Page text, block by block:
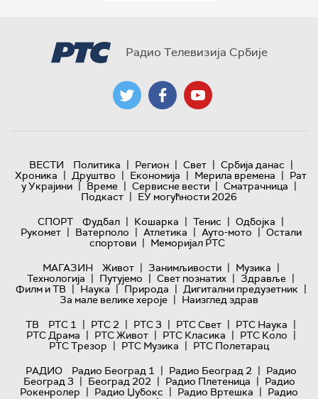
Радио Телевизија Србије
ВЕСТИ Политика | Регион | Свет | Србија данас |
Хроника | Друштво | Економија | Мерила времена | Рат
у Украјини | Време | Сервисне вести | Сматрачница |
Подкаст | ЕУ могућности 2026
СПОРТ
Фудбал | Кошарка | Тенис | Одбојка |
Рукомет | Ватерполо | Атлетика | Ауто-мото | Остали
спортови | Меморијал РТС
МАГАЗИН
Живот | Занимљивости | Музика |
Технологијa | Путујемо | Свет познатих | Здравље |
Филм и ТВ | Наука | Природа | Дигитални предузетник |
За мале велике хероје | Наизглед здрав
ТВ
РТС 1 | РТС 2 | РТС 3 | РТС Свет | РТС Наука |
РТС Драма | РТС Живот | РТС Класика | РТС Коло |
РТС Трезор | РТС Музика | РТС Полетарац
РАДИО
Радио Београд 1 | Радио Београд 2 | Радио
Београд 3 | Београд 202 | Радио Плетеница | Радио
Рокенролер | Радио Џубокс | Радио Вртешка | Радио